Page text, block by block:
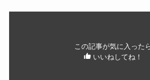
この記事が気に入った
いいねしてね！